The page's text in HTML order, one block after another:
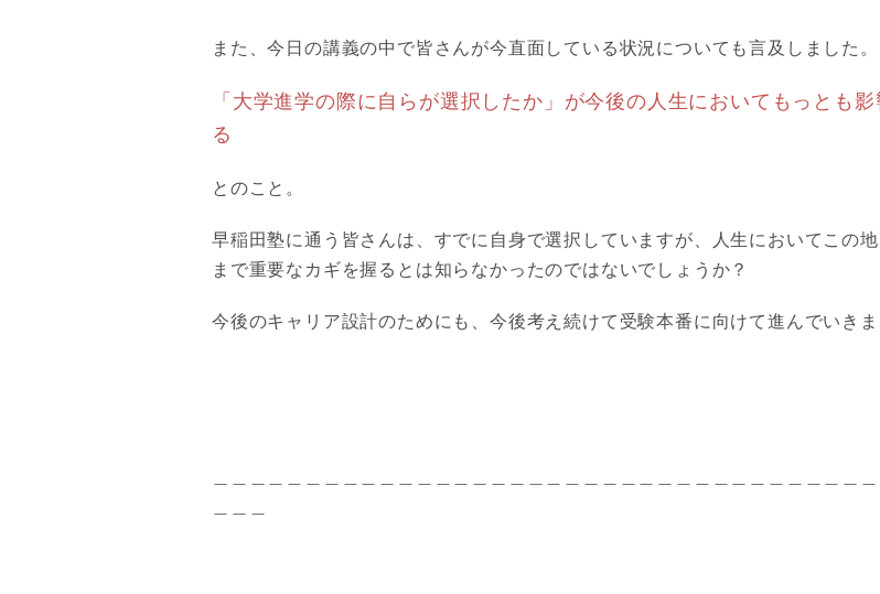
また、今日の講義の中で皆さんが今直面している状況についても言及しました。
「大学進学の際に自らが選択したか」が今後の人生においてもっとも影
る
とのこと。
早稲田塾に通う皆さんは、すでに自身で選択していますが、人生においてこの地
まで重要なカギを握るとは知らなかったのではないでしょうか？
今後のキャリア設計のためにも、今後考え続けて受験本番に向けて進んでいきま